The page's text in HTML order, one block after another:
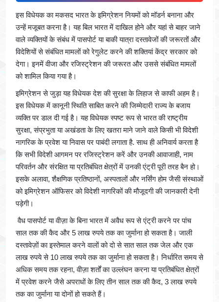
इस विधेयक का मकसद भारत के इमिग्रेशन नियमों को मॉडर्न बनाना और
उन्हें मजूबत करना है। यह बिल भारत में दाखिल होने और यहां से बाहर जाने
वाले व्यक्तियों के संबंध में पासपोर्ट या बाकी यात्रा दस्तावेजों की जरूरतों और
विदेशियों से संबंधित मामलों को रेगुलेट करने की शक्तियां केंद्र सरकार को
देगा। इनमें वीजा और रजिस्ट्रेशन की जरूरत और उससे संबंधित मामलों
को शामिल किया गया है।
इमिग्रेशन से जुड़ा यह विधेयक देश की सुरक्षा के लिहाज से काफी अहम है।
इस विधेयक में कानूनी स्थिति साबित करने की जिम्मेदारी राज्य के बजाय
व्यक्ति पर डाल दी गई है। यह विधेयक स्पष्ट रूप से भारत की राष्ट्रीय
सुरक्षा, संप्रभुता या अखंडता के लिए खतरा माने जाने वाले किसी भी विदेशी
नागरिक के प्रवेश या निवास पर पाबंदी लगाता है. साथ ही अनिवार्य करता है
कि सभी विदेशी आगमन पर रजिस्ट्रेशन करें और उनकी आवाजाही, नाम
परिवर्तन और संरक्षित या प्रतिबंधित क्षेत्रों में उनकी एंट्री पूरी तरह बैन हो।
इसके अलावा, शैक्षणिक प्रतिष्ठानों, अस्पतालों और नर्सिंग होम जैसी संस्थाओं
को इमिग्रेशन ऑफिसर को विदेशी नागरिकों की मौजूदगी की जानकारी देनी
पड़ेगी।
वैध पासपोर्ट या वीज़ा के बिना भारत में अवैध रूप से एंट्री करने पर पांच
साल तक की कैद और 5 लाख रुपये तक का जुर्माना हो सकता है। जाली
दस्तावेज़ों का इस्तेमाल करने वालों को दो से सात साल तक जेल और एक
लाख रुपये से 10 लाख रुपये तक का जुर्माना हो सकता है। निर्धारित समय से
अधिक समय तक रहना, वीज़ा शर्तों का उल्लंघन करना या प्रतिबंधित क्षेत्रों
में प्रवेश करने जैसे अपराधों के लिए तीन साल तक की कैद, 3 लाख रुपये
तक का जुर्माना या दोनों हो सकते हैं।